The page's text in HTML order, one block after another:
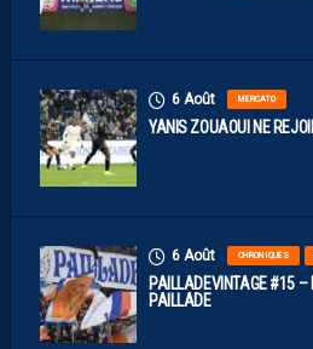
6 Août MERCATO
YANIS ZOUAOUI NE
6 Août CHRONIQUES
PAILLADEVINTAGE #15 –
PAILLADE